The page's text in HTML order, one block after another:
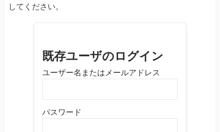
してください。
既存ユーザのログイン
ユーザー名またはメールアドレス
パスワード